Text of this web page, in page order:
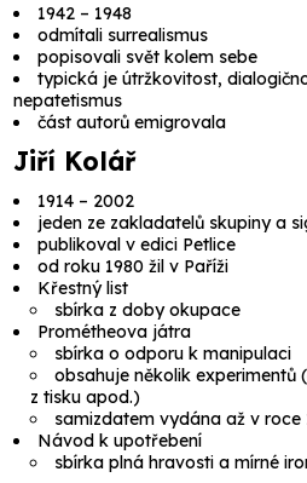
1942 – 1948
odmítali surrealismus
popisovali svět kolem sebe
typická je útržkovitost,
nepatetismus
část autorů emigrovala
Jiří Kolář
1914 – 2002
jeden ze zakladatelů skupiny a
publikoval v edici Petlice
od roku 1980 žil v Paříži
Křestný list
sbírka z doby okupace
Prométheova játra
sbírka o odporu k manipulaci
obsahuje několik experimentů
z tisku apod.)
samizdatem vydána až v roce
Návod k upotřebení
sbírka plná hravosti a mírné